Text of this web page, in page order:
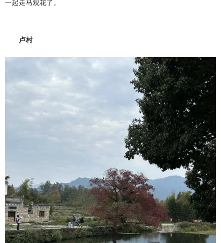
一起走马观花了。
卢村